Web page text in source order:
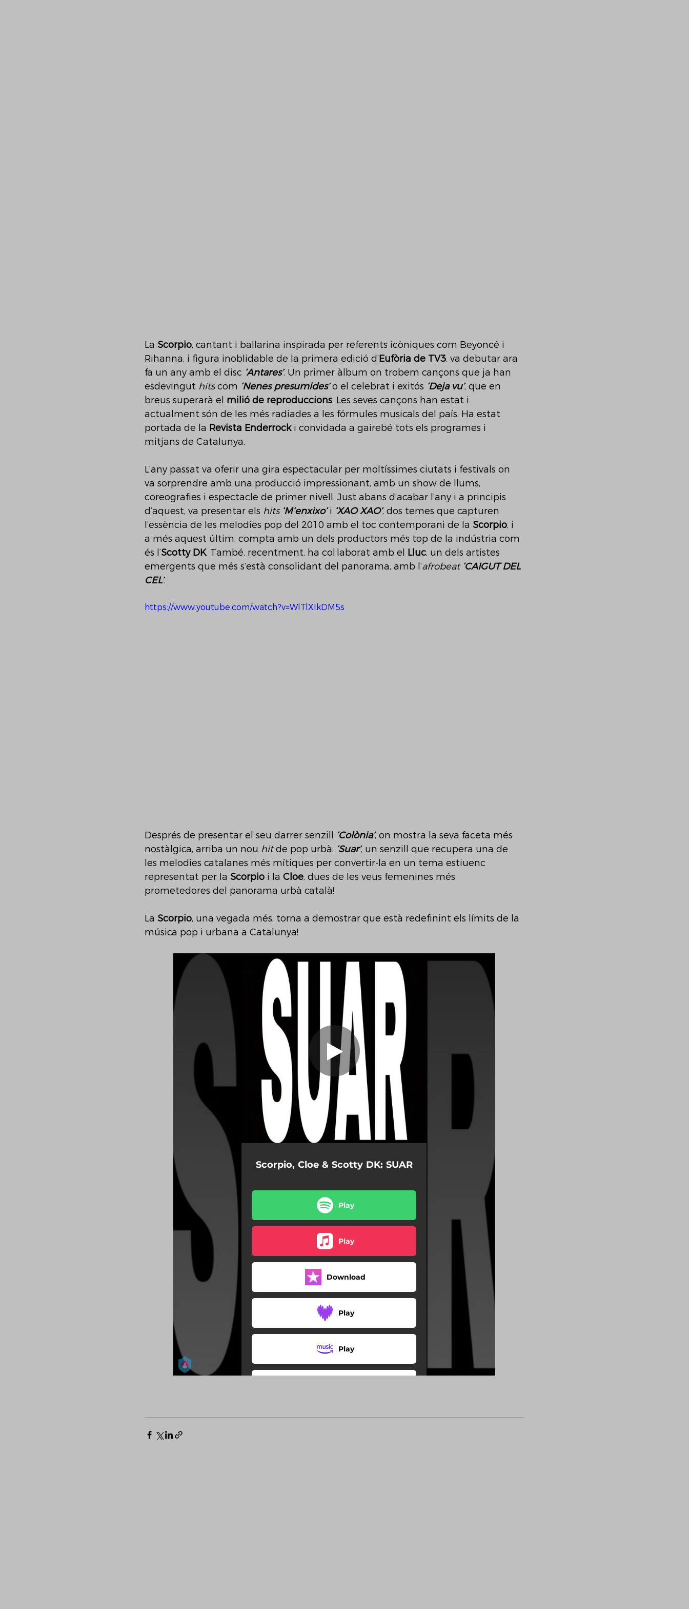
La Scorpio, cantant i ballarina inspirada per referents icòniques com Beyoncé i
Rihanna, i figura inoblidable de la primera edició d’Eufòria de TV3, va debutar ara
fa un any amb el disc ‘Antares’. Un primer àlbum on trobem cançons que ja han
esdevingut hits com ‘Nenes presumides’ o el celebrat i exitós ‘Deja vu’, que en
breus superarà el milió de reproduccions. Les seves cançons han estat i
actualment són de les més radiades a les fórmules musicals del país. Ha estat
portada de la Revista Enderrock i convidada a gairebé tots els programes i
mitjans de Catalunya.
L’any passat va oferir una gira espectacular per moltíssimes ciutats i festivals on
va sorprendre amb una producció impressionant, amb un show de llums,
coreografies i espectacle de primer nivell. Just abans d’acabar l’any i a principis
d’aquest, va presentar els hits ‘M’enxixo’ i ‘XAO XAO’, dos temes que capturen
l’essència de les melodies pop del 2010 amb el toc contemporani de la Scorpio, i
a més aquest últim, compta amb un dels productors més top de la indústria com
és l’Scotty DK. També, recentment, ha col·laborat amb el Lluc, un dels artistes
emergents que més s’està consolidant del panorama, amb l’afrobeat ‘CAIGUT DEL
CEL’.
https://www.youtube.com/watch?v=WlTlXIkDM5s
Després de presentar el seu darrer senzill ‘Colònia’, on mostra la seva faceta més
nostàlgica, arriba un nou hit de pop urbà: ‘Suar’, un senzill que recupera una de
les melodies catalanes més mítiques per convertir-la en un tema estiuenc
representat per la Scorpio i la Cloe, dues de les veus femenines més
prometedores del panorama urbà català!
La Scorpio, una vegada més, torna a demostrar que està redefinint els límits de la
música pop i urbana a Catalunya!